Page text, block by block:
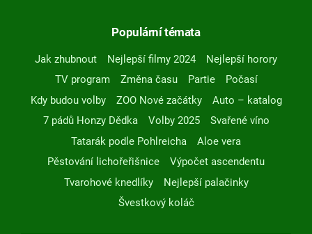
Populární témata
Jak zhubnout Nejlepší filmy 2024
Nejlepší horory
TV program
Změna času Partie
Počasí
Kdy budou volby
ZOO Nové začátky
Auto – katalog
7 pádů Honzy Dědka
Volby 2025
Svařené víno
Tatarák podle Pohlreicha
Aloe vera
Pěstování lichořeřišnice
Výpočet ascendentu
Tvarohové knedlíky
Nejlepší palačinky
Švestkový koláč